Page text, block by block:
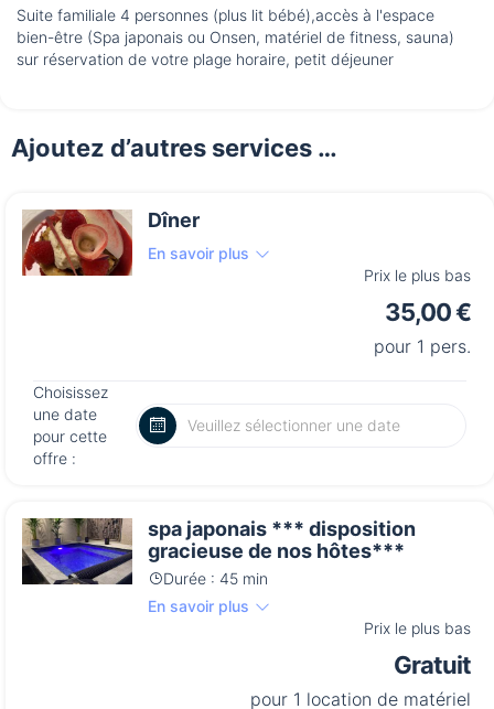
Suite familiale 4 personnes (plus lit bébé),accès à l'espace
bien-être (Spa japonais ou Onsen, matériel de fitness, sauna)
sur réservation de votre plage horaire, petit déjeuner
Ajoutez d’autres services …
Dîner
En savoir plus
Prix le plus bas
35,00 €
pour 1 pers.
Choisissez
une date
pour cette
offre :
spa japonais *** disposition
gracieuse de nos hôtes***
Durée : 45 min
En savoir plus
Prix le plus bas
Gratuit
pour 1 location de matériel